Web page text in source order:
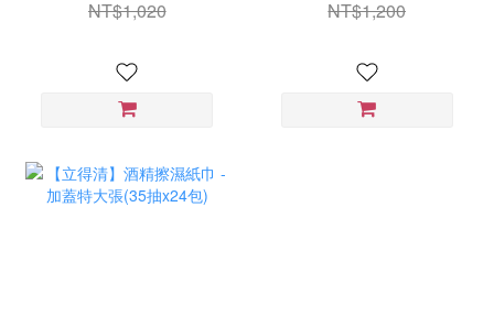
NT$1,020
NT$1,200